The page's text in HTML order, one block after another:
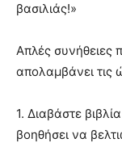
βασιλιάς!»
Απλές συνήθειες
απολαμβάνει τις
1. Διαβάστε
βοηθήσει να